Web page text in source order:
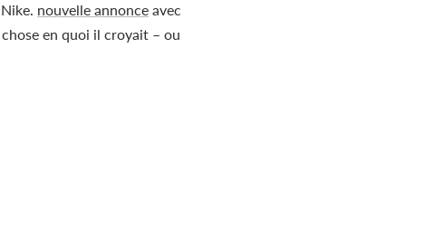
nouvelle annonce avec
en quoi il croyait – ou